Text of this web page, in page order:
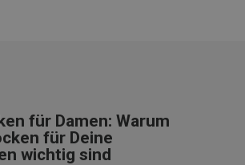
für Damen: Warum
für Deine
wichtig sind